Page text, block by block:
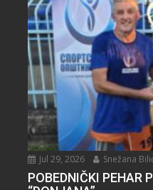
Jul 29, 2026 Snežana
POBEDNIČKI PEHAR